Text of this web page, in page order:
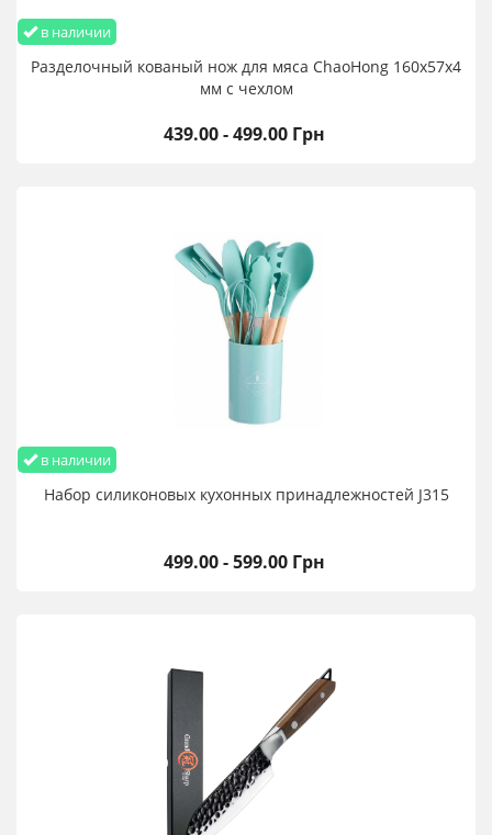
в наличии
Разделочный кованый нож для мяса ChaoHong 160х57х4
мм с чехлом
439.00 - 499.00 Грн
в наличии
Набор силиконовых кухонных принадлежностей J315
499.00 - 599.00 Грн